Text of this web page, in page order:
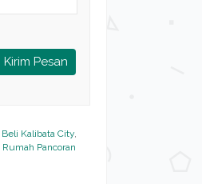
Kirim Pesan
Beli Kalibata City,
Rumah Pancoran